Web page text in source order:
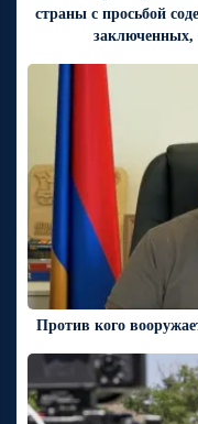
страны с просьбой
заключенных,
Против кого